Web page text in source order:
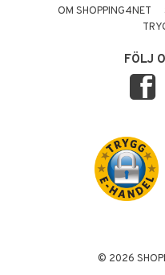
OM SHOPPING4NET
FÖLJ
© 2026